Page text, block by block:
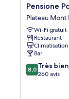
Pensione
Popolo
Plateau
Mont
Royal
Pensione
Plateau Mont
Wi-Fi gratuit
Restaurant
Climatisation
Bar
8.0
sur
8,0 Très bien
260 avis